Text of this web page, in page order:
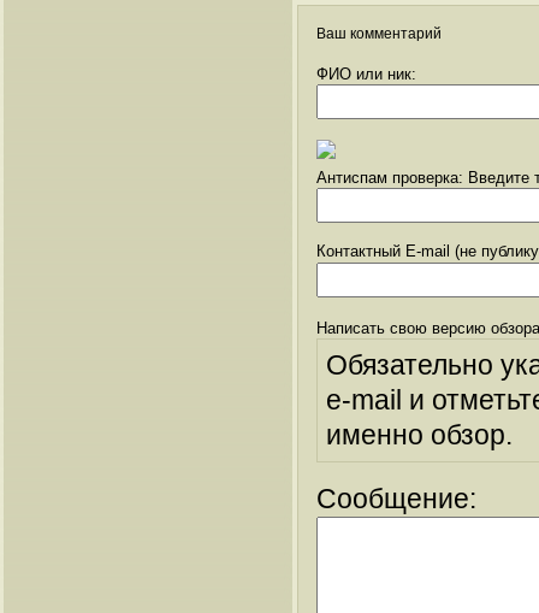
Ваш комментарий
ФИО или ник:
Антиспам проверка: Введите
Контактный E-mail (не
Написать свою версию
Обязательно
e-mail и
именно обзор.
Сообщение: